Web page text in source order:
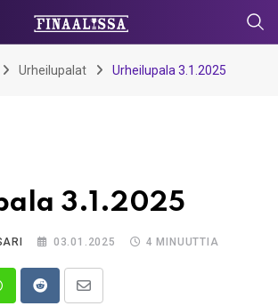
Urheilupalat Urheilupala 3.1.2025
3.1.2025
03.01.2025 4 MINUUTTIA
RedditShare